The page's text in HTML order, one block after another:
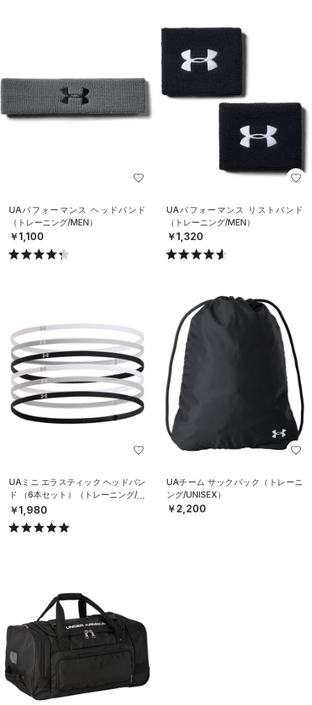
UAパフォーマンス ヘッドバンド
（トレーニング/MEN）
￥1,100
UAパフォーマンス リストバンド
（トレーニング/MEN）
￥1,320
UAミニ エラスティック ヘッドバン
ド （6本セット）（トレーニング/W
OMEN）
￥1,980
UAチーム サックパック（トレーニ
ング/UNISEX）
￥2,200